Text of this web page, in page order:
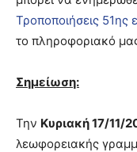
Τροποποιήσεις 51ης
το πληροφοριακό
Σημείωση:
Την Κυριακή 17/11/
λεωφορειακής